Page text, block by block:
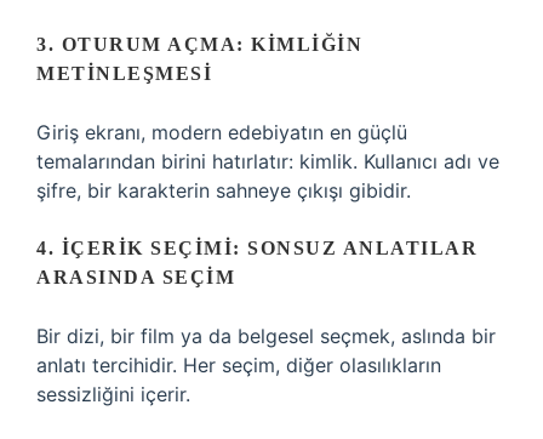
3. OTURUM AÇMA: KIMLIĞIN
METINLEŞMESI
Giriş ekranı, modern edebiyatın en güçlü
temalarından birini hatırlatır: kimlik. Kullanıcı adı ve
şifre, bir karakterin sahneye çıkışı gibidir.
4. İÇERIK SEÇIMI: SONSUZ ANLATILAR
ARASINDA SEÇIM
Bir dizi, bir film ya da belgesel seçmek, aslında bir
anlatı tercihidir. Her seçim, diğer olasılıkların
sessizliğini içerir.